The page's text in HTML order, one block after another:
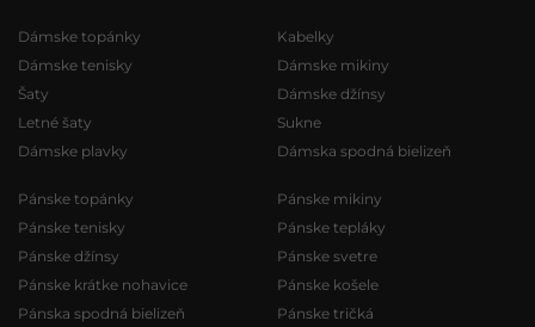
Dámske topánky
Dámske tenisky
Šaty
Letné šaty
Dámske plavky
Kabelky
Dámske mikiny
Dámske džínsy
Sukne
Dámska spodná bielizeň
Pánske topánky
Pánske tenisky
Pánske džínsy
Pánske krátke nohavice
Pánska spodná bielizeň
Pánske mikiny
Pánske tepláky
Pánske svetre
Pánske košele
Pánske tričká